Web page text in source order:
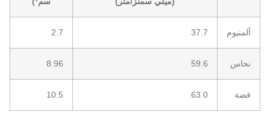
ألمنيوم 37.7
2.7
نحاس 59.6
8.96
فضة 63.0
10.5